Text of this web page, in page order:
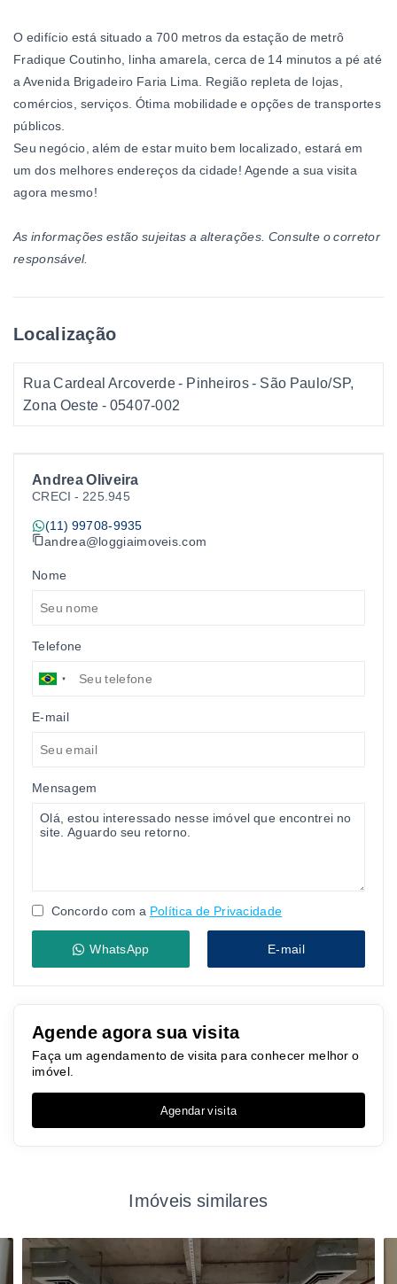
Andrea Oliveira
CRECI - 225.945
(11) 99708-9935
andrea@loggiaimoveis.com
Nome
Telefone
E-mail
Mensagem
Concordo com a Política de Privacidade
WhatsApp E-mail
Agende agora sua visita
Faça um agendamento de visita para conhecer melhor o
imóvel.
Agendar visita
O edifício está situado a700 metros da estação de metrô
Fradique Coutinho, linha amarela, cerca de 14 minutos a pé até
a Avenida Brigadeiro Faria Lima. Região repleta de lojas,
comércios, serviços. Ótima mobilidade e opções de transportes
públicos.
Seu negócio, além de estar muito bem localizado, estará em
um dos melhores endereços da cidade! Agende a sua visita
agora mesmo!
As informações estão sujeitas a alterações. Consulte o corretor
responsável.
Localização
Rua Cardeal Arcoverde - Pinheiros - São Paulo/SP,
Zona Oeste - 05407-002
Imóveis similares